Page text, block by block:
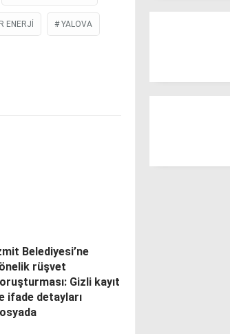
ENERJI YALOVA
Belediyesi’ne
rüşvet
Gizli kayıt
ifade detayları